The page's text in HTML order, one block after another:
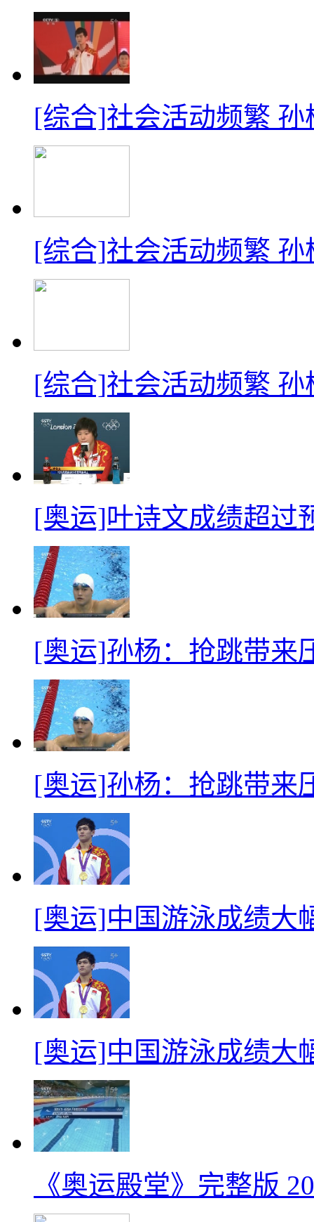
[综合]社会活动频繁 孙
[综合]社会活动频繁 孙
[综合]社会活动频繁 孙
[奥运]叶诗文成绩超过
[奥运]孙杨：抢跳带来
[奥运]孙杨：抢跳带来
[奥运]中国游泳成绩大
[奥运]中国游泳成绩大
《奥运殿堂》完整版